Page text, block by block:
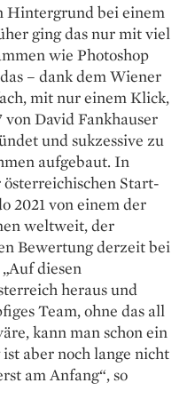
Hintergrund bei einem
ging das nur mit viel
wie Photoshop
– dank dem Wiener
mit nur einem Klick,
David Fankhauser
und sukzessive zu
aufgebaut. In
Start-
2021 von einem der
welt­weit, der
Bewertung derzeit bei
diesen
heraus und
Team, ohne das all
kann man schon ein
aber noch lange nicht
am Anfang“, so